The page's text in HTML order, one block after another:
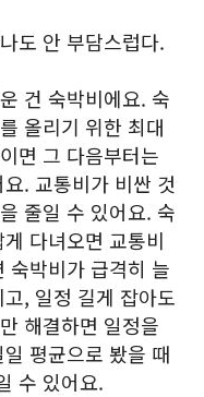
도 안 부담스럽다.
건 숙박비에요. 숙
올리기 위한 최대
면 그 다음부터는
. 교통비가 비싼 것
줄일 수 있어요. 숙
다녀오면 교통비
숙박비가 급격히 늘
, 일정 길게 잡아도
해결하면 일정을
평균으로 봤을 때
수 있어요.